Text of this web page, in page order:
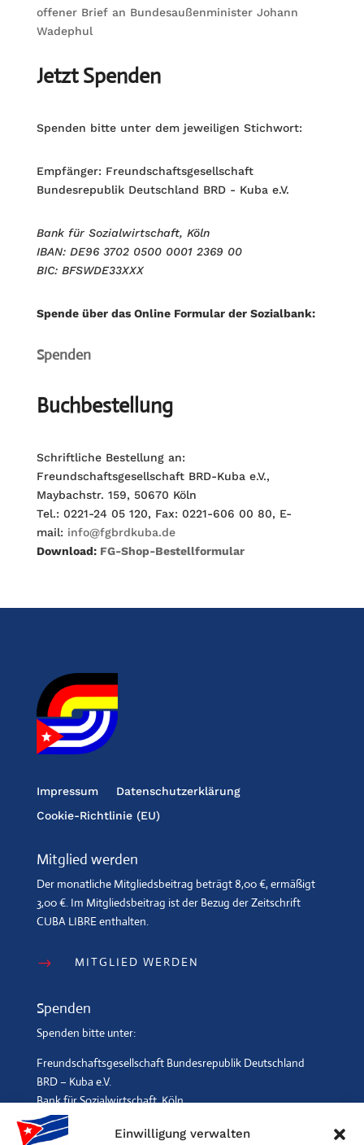
Einwilligung verwalten
offener Brief an Bundesaußenminister Johann
Wadephul
Jetzt Spenden
Spenden bitte unter dem jeweiligen Stichwort:
Empfänger: Freundschaftsgesellschaft
Bundesrepublik Deutschland BRD - Kuba e.V.
Bank für Sozialwirtschaft, Köln
IBAN: DE96 3702 0500 0001 2369 00
BIC: BFSWDE33XXX
Spende über das Online Formular der Sozialbank:
Spenden
Buchbestellung
Schriftliche Bestellung an:
Freundschaftsgesellschaft BRD-Kuba e.V.,
Maybachstr. 159, 50670 Köln
Tel.: 0221-24 05 120, Fax: 0221-606 00 80, E-
mail: info@fgbrdkuba.de
Download: FG-Shop-Bestellformular
Impressum
Datenschutzerklärung
Cookie-Richtlinie (EU)
Mitglied werden
Der monatliche Mitgliedsbeitrag beträgt 8,00 €, ermäßigt
3,00 €. Im Mitgliedsbeitrag ist der Bezug der Zeitschrift
CUBA LIBRE enthalten.
$ MITGLIED WERDEN
Spenden
Spenden bitte unter:
Freundschaftsgesellschaft Bundesrepublik Deutschland
BRD – Kuba e.V.
Bank für Sozialwirtschaft, Köln
IBAN: DE96 3702 0500 0001 2369 00, BIC: BFSWDE33XXX